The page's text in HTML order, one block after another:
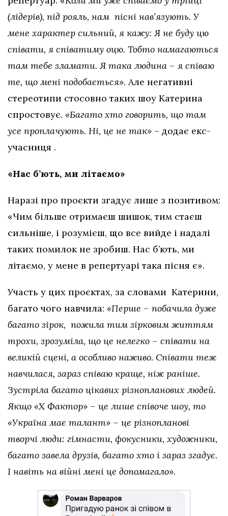
(лідерів), під рояль, нам пісні нав’язують. У
мене характер сильний, я кажу: Я не буду цю
співати, я співатиму оцю. Тобто намагаються
там тебе зламати. Я така людина – я співаю
те, що мені подобається». Але негативні
стереотипи стосовно таких шоу Катерина
спростовує. «Багато хто говорить, що там
усе проплачують. Ні, це не так» – додає екс-
учасниця .
«Нас б’ють, ми літаємо»
Наразі про проєкти згадує лише з позитивом:
«Чим більше отримаєш шишок, тим стаєш
сильніше, і розумієш, що все вийде і надалі
таких помилок не зробиш. Нас б’ють, ми
літаємо, у мене в репертуарі така пісня є».
Участь у цих проєктах, за словами Катерини,
багато чого навчила: «Перше – побачила дуже
багато зірок, пожила тим зірковим життям
трохи, зрозуміла, що це нелегко – співати на
великій сцені, а особливо наживо. Співати теж
навчилася, зараз співаю краще, ніж раніше.
Зустріла багато цікавих різнопланових людей.
Якщо «Х Фактор» – це лише співоче шоу, то
«Україна має талант» – це різнопланові
творчі люди: гімнасти, фокусники, художники,
багато завела друзів, багато хто і зараз згадує.
І навіть на війні мені це допомагало».